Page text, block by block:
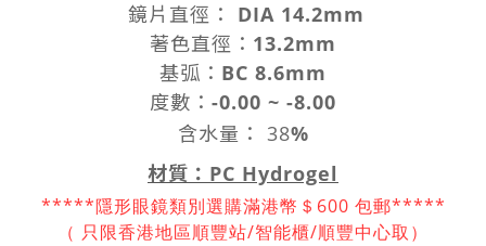
鏡片 直徑 ： DIA 14.2mm
著色直徑 ： 13.2mm
基弧： BC 8.6mm
度數 ： -0.00 ~ -8.00
含水量： 38%
材質：PC Hydrogel
*****隱形眼鏡類別選購滿港幣＄600 包郵*****
（ 只限香港地區順豐站/智能櫃/順豐中心取）